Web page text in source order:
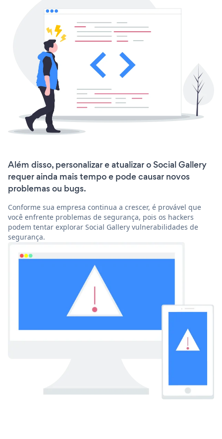
Além disso, personalizar e atualizar o Social Gallery
requer ainda mais tempo e pode causar novos
problemas ou bugs.
Conforme sua empresa continua a crescer, é provável que
você enfrente problemas de segurança, pois os hackers
podem tentar explorar Social Gallery vulnerabilidades de
segurança.